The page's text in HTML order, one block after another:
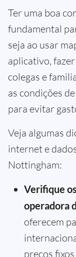
Ter uma boa
fundamental
seja ao usar
aplicativo,
colegas e
as condições
para evitar
Veja algumas
internet e
Nottingham:
Verifique
operadora
oferecem
preços